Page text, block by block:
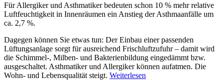
Für Allergiker und Asthmatiker bedeuten schon 10 % mehr relative
Luftfeuchtigkeit in Innenräumen ein Anstieg der Asthmaanfälle um
ca. 2,7 %.
Dagegen können Sie etwas tun: Der Einbau einer passenden
Lüftungsanlage sorgt für ausreichend Frischluftzufuhr – damit wird
die Schimmel-, Milben- und Bakterienbildung eingedämmt bzw.
ausgeschaltet. Asthmatiker und Allergiker können aufatmen. Die
Wohn- und Lebensqualität steigt. Weiterlesen